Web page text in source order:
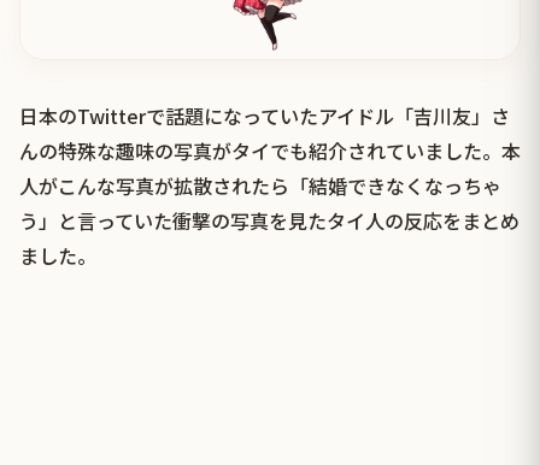
日本のTwitterで話題になっていたアイドル「吉川友」さ
んの特殊な趣味の写真がタイでも紹介されていました。本
人がこんな写真が拡散されたら「結婚できなくなっちゃ
う」と言っていた衝撃の写真を見たタイ人の反応をまとめ
ました。